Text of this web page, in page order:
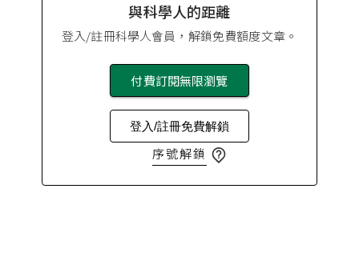
與科學人的距離
登入/註冊科學人會員，解鎖免費額度文章。
付費訂閱無限瀏覽
登入/註冊免費解鎖
序號解鎖